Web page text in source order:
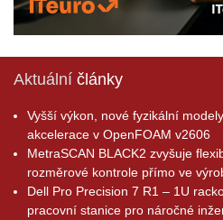
Aktuální články
Vyšší výkon, nové fyzikální
akcelerace v OpenFOAM v2606
MetraSCAN BLACK2 zvyšuje
rozměrové kontrole přímo ve
Dell Pro Precision 7 R1 – 1U
pracovní stanice pro náročné